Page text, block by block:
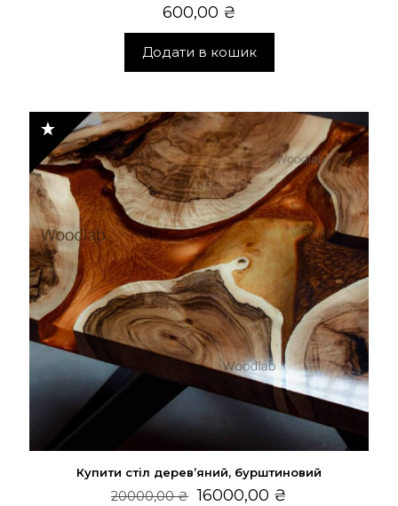
600,00 ₴
Додати в кошик
Купити стіл дерев’яний, бурштиновий
20000,00₴ Оригінальна
16000,00 ₴